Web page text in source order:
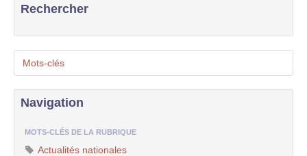
Rechercher
Mots-clés
Navigation
MOTS-CLÉS DE LA RUBRIQUE
Actualités nationales